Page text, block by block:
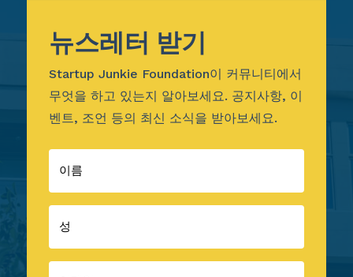
뉴스레터 받기
Startup Junkie Foundation이 커뮤니티에서
무엇을 하고 있는지 알아보세요. 공지사항, 이
벤트, 조언 등의 최신 소식을 받아보세요.